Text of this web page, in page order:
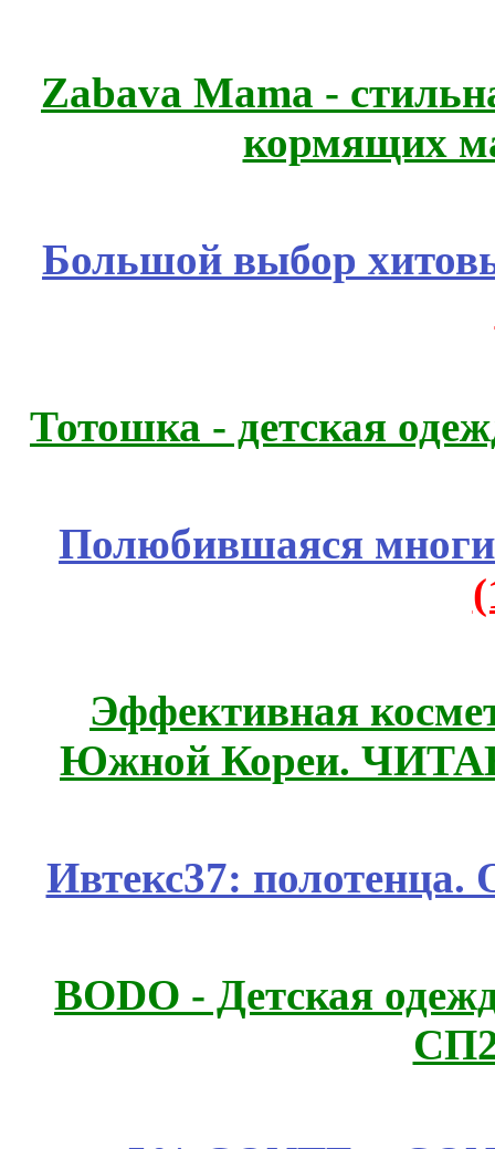
Zabava Mama -
кормящих
Большой выбор
Тотошка - детская
Полюбившаяся
Эффективная
Южной Кореи.
Ивтекс37:
BODO - Детская